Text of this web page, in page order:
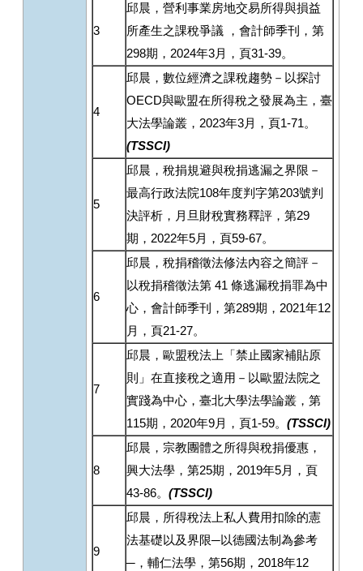
3
邱晨，營利事業房地交易所得與損益
所產生之課稅爭議 ，會計師季刊，第
298期，2024年3月，頁31-39。
4
邱晨，數位經濟之課稅趨勢－以探討
OECD與歐盟在所得稅之發展為主，臺
大法學論叢，2023年3月，頁1-71。
(TSSCI)
5
邱晨，稅捐規避與稅捐逃漏之界限－
最高行政法院108年度判字第203號判
決評析，月旦財稅實務釋評，第29
期，2022年5月，頁59-67。
6
邱晨，稅捐稽徵法修法內容之簡評－
以稅捐稽徵法第 41 條逃漏稅捐罪為中
心，會計師季刊，第289期，2021年12
月，頁21-27。
7
邱晨，歐盟稅法上「禁止國家補貼原
則」在直接稅之適用－以歐盟法院之
實踐為中心，臺北大學法學論叢，第
115期，2020年9月，頁1-59。(TSSCI)
8
邱晨，宗教團體之所得與稅捐優惠，
興大法學，第25期，2019年5月，頁
43-86。(TSSCI)
9
邱晨，所得稅法上私人費用扣除的憲
法基礎以及界限─以德國法制為參考
─，輔仁法學，第56期，2018年12